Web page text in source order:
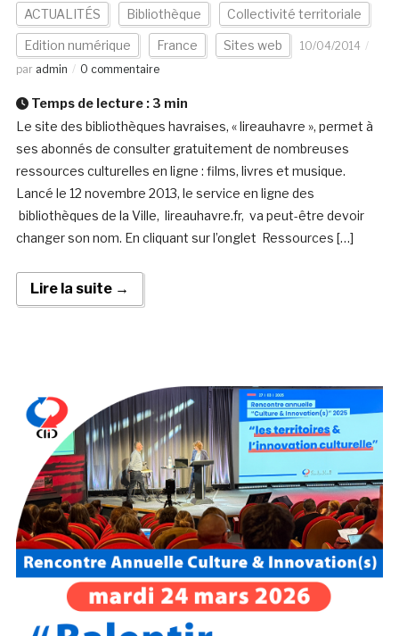
ACTUALITÉS Bibliothèque Collectivité territoriale
Edition numérique France Sites web
10/04/2014
par admin 0 commentaire
Temps de lecture : 3 min
Le site des bibliothèques havraises, « lireauhavre », permet à
ses abonnés de consulter gratuitement de nombreuses
ressources culturelles en ligne : films, livres et musique.
Lancé le 12 novembre 2013, le service en ligne des
bibliothèques de la Ville, lireauhavre.fr, va peut-être devoir
changer son nom. En cliquant sur l’onglet Ressources […]
Lire la suite →